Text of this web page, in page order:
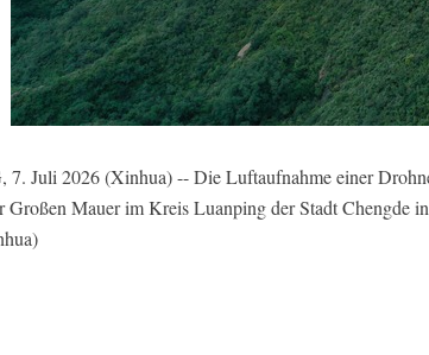
Juli 2026 (Xinhua) -- Die Luftaufnahme einer
Großen Mauer im Kreis Luanping der Stadt Chengde